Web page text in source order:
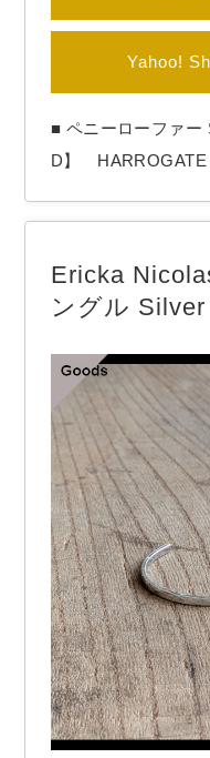
Yahoo!
■ ペニーローファー
D】
ーファー「SHOREDITCH」 サドル
名コインローファーと
In…
Ericka
ングル